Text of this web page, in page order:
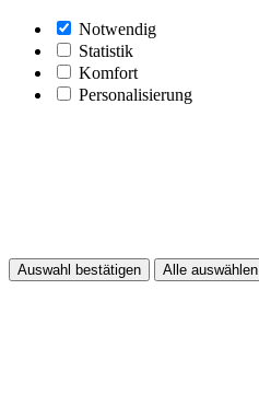
Notwendig
Statistik
Komfort
Personalisierung
Auswahl bestätigen Alle auswählen